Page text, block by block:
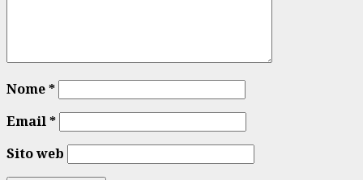
Nome*
Email*
Sito web